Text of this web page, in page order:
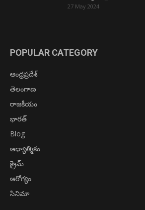
27 May 2024
POPULAR CATEGORY
ఆంధ్రప్రదేశ్
తెలంగాణ
రాజకీయం
భారత్
Blog
ఆధ్యాత్మికం
క్రైమ్
ఆరోగ్యం
సినిమా